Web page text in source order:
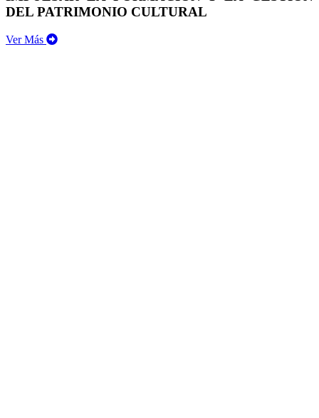
DEL PATRIMONIO CULTURAL
Ver Más